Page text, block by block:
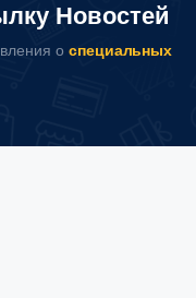
Новостей
о специальных